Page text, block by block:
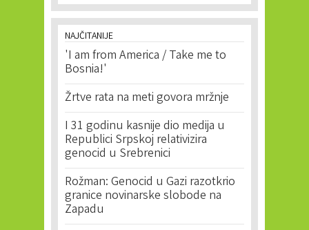
NAJČITANIJE
'I am from America / Take me to
Bosnia!'
Žrtve rata na meti govora mržnje
I 31 godinu kasnije dio medija u
Republici Srpskoj relativizira
genocid u Srebrenici
Rožman: Genocid u Gazi razotkrio
granice novinarske slobode na
Zapadu